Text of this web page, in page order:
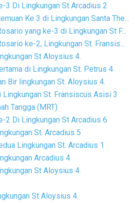
3 Di Lingkungan St Arcadius 2
Ke 3 di Lingkungan Santa The...
yang ke-3 di Lingkungan St F...
ke-2, Lingkungan St. Fransis...
St Aloysius 4.
di Lingkungan St. Petrus 4
Bir lingkungan St. Aloysius 4.
Lingkungan St. Fransiscus Asisi 3
Tangga (MRT)
2 Di Lingkungan St Arcadius 6
St. Arcadius 5
Lingkungan St. Arcadius 1
Arcadius 4
St Aloysius 4.
St Aloysius 4.